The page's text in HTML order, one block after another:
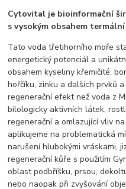
Cytovital je bioinformační
s vysokým obsahem
Tato voda třetihorního moře
energetický potenciál a
obsahem kyseliny křemičité,
hořčíku, zinku a dalších prvků
regenerační efekt než voda z
bilologicky aktivních látek,
regenerační a omlazující vliv
aplikujeme na problematická
narušení hlubokými vráskami,
regenerační kůře s použitím
oblast podbříšku, prsou,
nebo naopak při zvyšování